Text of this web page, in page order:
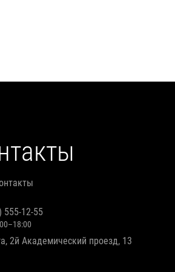
555-12-55
2й Академический проезд, 13